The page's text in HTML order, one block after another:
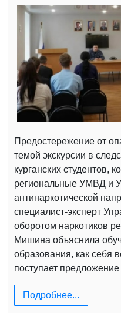
Предостережение от
темой экскурсии в
курганских студентов,
региональные УМВД и
антинаркотической
специалист-эксперт
оборотом наркотиков
Мишина объяснила
образования, как себя
поступает
Подробнее...